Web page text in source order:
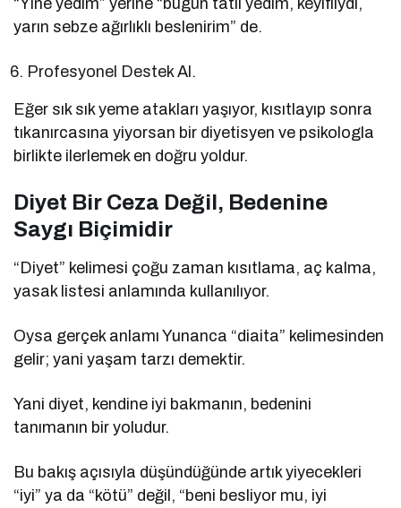
yarın sebze ağırlıklı beslenirim” de.
Profesyonel Destek Al.
Eğer sık sık yeme atakları yaşıyor, kısıtlayıp sonra
tıkanırcasına yiyorsan bir diyetisyen ve psikologla
birlikte ilerlemek en doğru yoldur.
Diyet Bir Ceza Değil, Bedenine
Saygı Biçimidir
“Diyet” kelimesi çoğu zaman kısıtlama, aç kalma,
yasak listesi anlamında kullanılıyor.
Oysa gerçek anlamı Yunanca “diaita” kelimesinden
gelir; yani yaşam tarzı demektir.
Yani diyet, kendine iyi bakmanın, bedenini
tanımanın bir yoludur.
Bu bakış açısıyla düşündüğünde artık yiyecekleri
“iyi” ya da “kötü” değil, “beni besliyor mu, iyi